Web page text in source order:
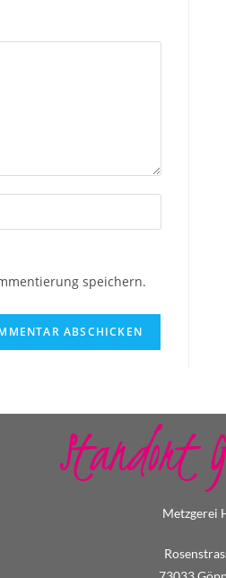
speichern.
Standort
Metzgerei